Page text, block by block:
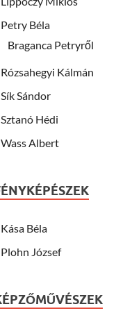
Petry Béla
Braganca Petryről
Rózsahegyi Kálmán
Sík Sándor
Sztanó Hédi
Wass Albert
Kása Béla
Plohn József